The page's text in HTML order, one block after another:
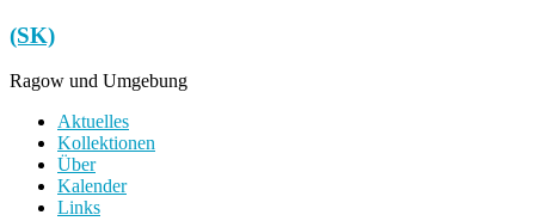
Zum
Inhalt
springen
(SK)
Ragow und Umgebung
Menü
Aktuelles
Kollektionen
Über
Kalender
Links